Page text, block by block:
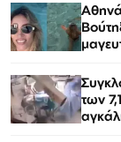
των